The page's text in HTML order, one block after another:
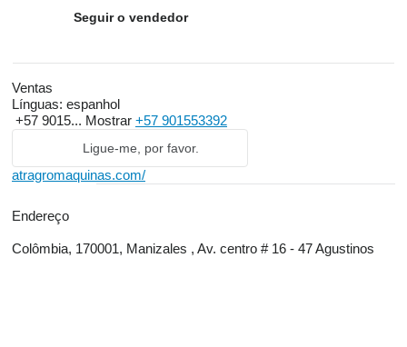
Seguir o vendedor
Ventas
Línguas: espanhol
+57 9015... Mostrar +57 901553392
Ligue-me, por favor.
atragromaquinas.com/
Endereço
Colômbia, 170001, Manizales , Av. centro # 16 - 47 Agustinos